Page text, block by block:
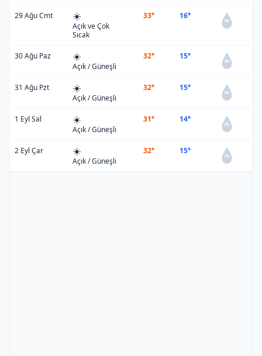
29 Ağu Cmt ☀️
Açık ve Çok
Sıcak
33° 16°
0%
30 Ağu Paz ☀️
Açık / Güneşli
32° 15°
0%
31 Ağu Pzt ☀️
Açık / Güneşli
32° 15°
0%
1 Eyl Sal ☀️
Açık / Güneşli
31° 14°
0%
2 Eyl Çar ☀️
Açık / Güneşli
32° 15°
0%